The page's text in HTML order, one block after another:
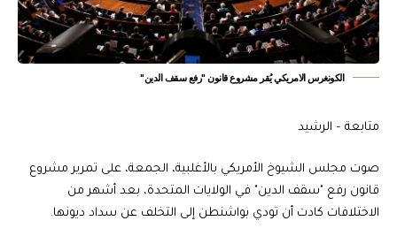
الكونغرس الامريكي يُقر مشروع قانون "رفع سقف الدين"
متابعة – الرشيد
صوت مجلس الشيوخ الأمريكي بالأغلبية، الجمعة، على تمرير مشروع
قانون رفع "سقف الدين" في الولايات المتحدة، بعد أشهر من
الاختلافات كادت أن تودي بواشنطن إلى التخلف عن سداد ديونها.